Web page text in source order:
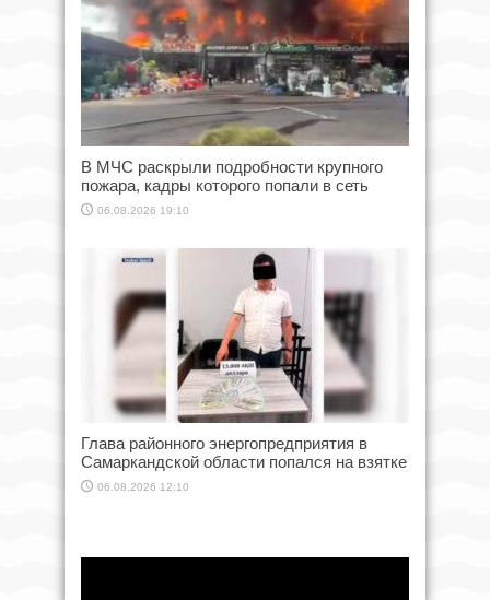
В МЧС раскрыли подробности крупного
пожара, кадры которого попали в сеть
06.08.2026 19:10
Глава районного энергопредприятия в
Самаркандской области попался на взятке
06.08.2026 12:10